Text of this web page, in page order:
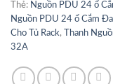
Thẻ: Nguồn PDU 24 ổ
Nguồn PDU 24 ổ Cắm
Cho Tủ Rack,
Thanh
32A